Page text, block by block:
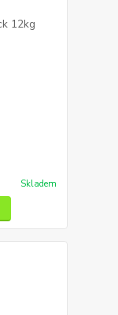
Skladem